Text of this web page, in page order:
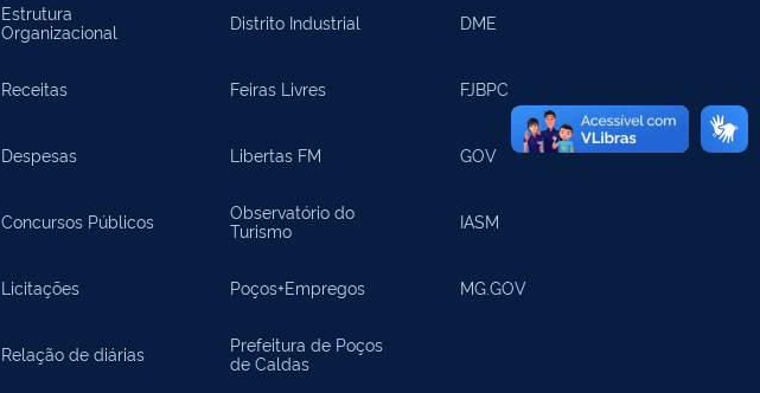
Estrutura
Organizacional
Receitas
Despesas
Concursos Públicos
Licitações
Relação de diárias
Distrito Industrial
Feiras Livres
Libertas FM
Observatório do
Turismo
Poços+Empregos
Prefeitura de Poços
de Caldas
DME
FJBPC
GOV
IASM
MG.GOV